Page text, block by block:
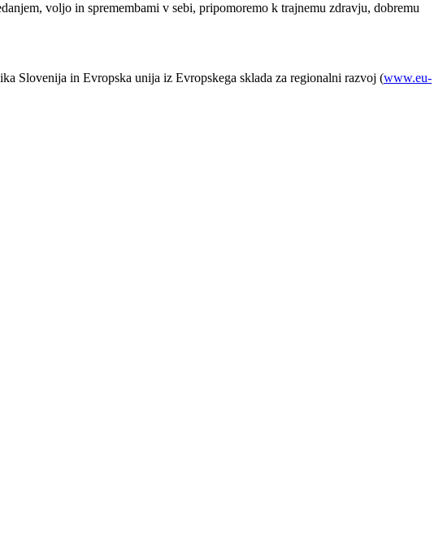
voljo in spremembami v sebi, pripomoremo k trajnemu zdravju, dobremu
Slovenija in Evropska unija iz Evropskega sklada za regionalni razvoj (www.eu-